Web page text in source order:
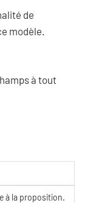
de
modèle.
à tout
à la proposition.